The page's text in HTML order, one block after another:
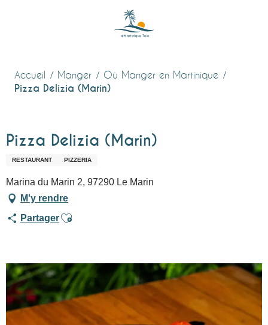
Accueil Manger Où Manger en Martinique
Pizza Delizia (Marin)
Pizza Delizia (Marin)
RESTAURANT PIZZERIA
Marina du Marin 2, 97290 Le Marin
M'y rendre
PartagerAjouter aux favoris